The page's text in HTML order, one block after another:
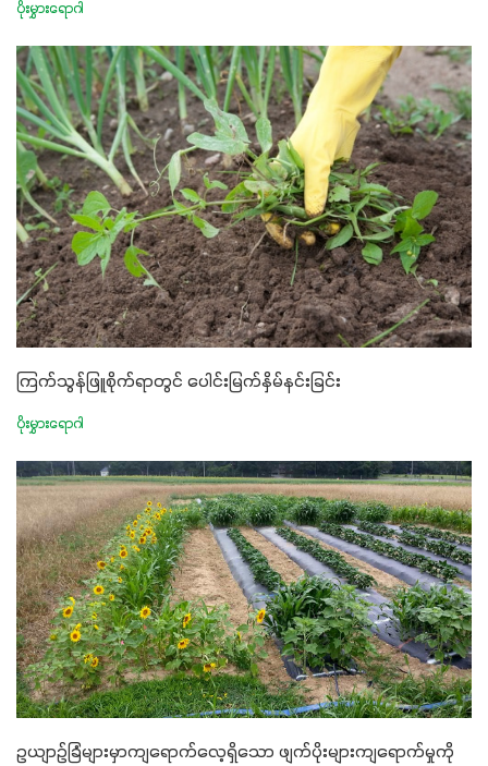
ပိုးမွှားရောဂါ
ကြက်သွန်ဖြူစိုက်ရာတွင် ပေါင်းမြက်နှိမ်နင်းခြင်း
ပိုးမွှားရောဂါ
ဥယျာဉ်ခြံများမှာကျရောက်လေ့ရှိသော ဖျက်ပိုးများကျရောက်မှုကို